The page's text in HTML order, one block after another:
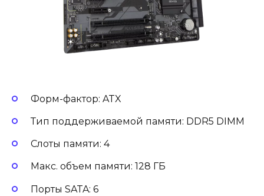
Форм-фактор: ATX
Тип поддерживаемой памяти: DDR5 DIMM
Слоты памяти: 4
Макс. объем памяти: 128 ГБ
Порты SATA: 6